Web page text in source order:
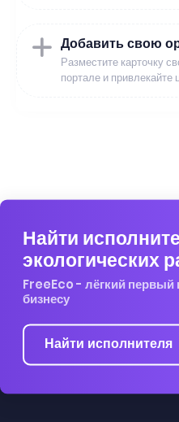
Добавить свою
Разместите карточку
портале и
Найти
экологических
FreeEco - лёгкий первый
бизнесу
Найти исполнителя